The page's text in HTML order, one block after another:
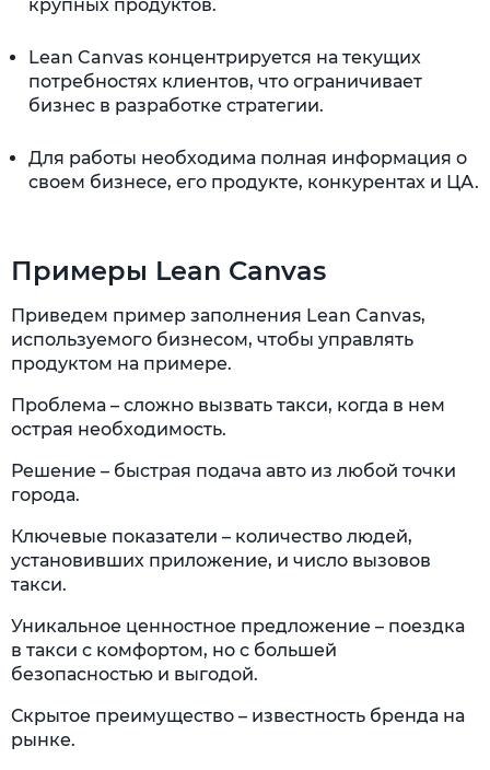
крупных продуктов.
Lean Canvas концентрируется на текущих
потребностях клиентов, что ограничивает
бизнес в разработке стратегии.
Для работы необходима полная информация о
своем бизнесе, его продукте, конкурентах и ЦА.
Примеры Lean Canvas
Приведем пример заполнения Lean Canvas,
используемого бизнесом, чтобы управлять
продуктом на примере.
Проблема – сложно вызвать такси, когда в нем
острая необходимость.
Решение – быстрая подача авто из любой точки
города.
Ключевые показатели – количество людей,
установивших приложение, и число вызовов
такси.
Уникальное ценностное предложение – поездка
в такси с комфортом, но с большей
безопасностью и выгодой.
Скрытое преимущество – известность бренда на
рынке.